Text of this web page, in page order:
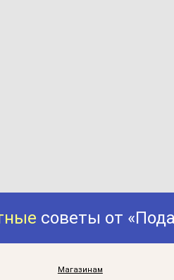
советы от
Магазинам